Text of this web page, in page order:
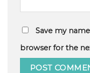
Save my
browser for the